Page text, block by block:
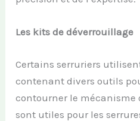
Les kits de déverrouillage
Certains serruriers
contenant divers outils
contourner le mécanisme
sont utiles pour les